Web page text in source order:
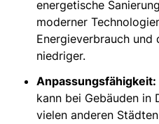
energetische
moderner
Energieverbrauch und
niedriger.
Anpassungsfähigkeit:
kann bei Gebäuden in
vielen anderen